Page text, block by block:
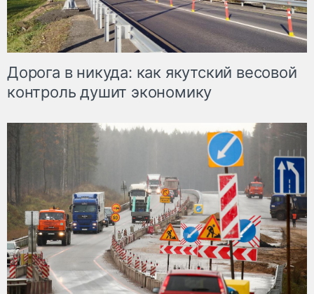
Дорога в никуда: как якутский весовой
контроль душит экономику